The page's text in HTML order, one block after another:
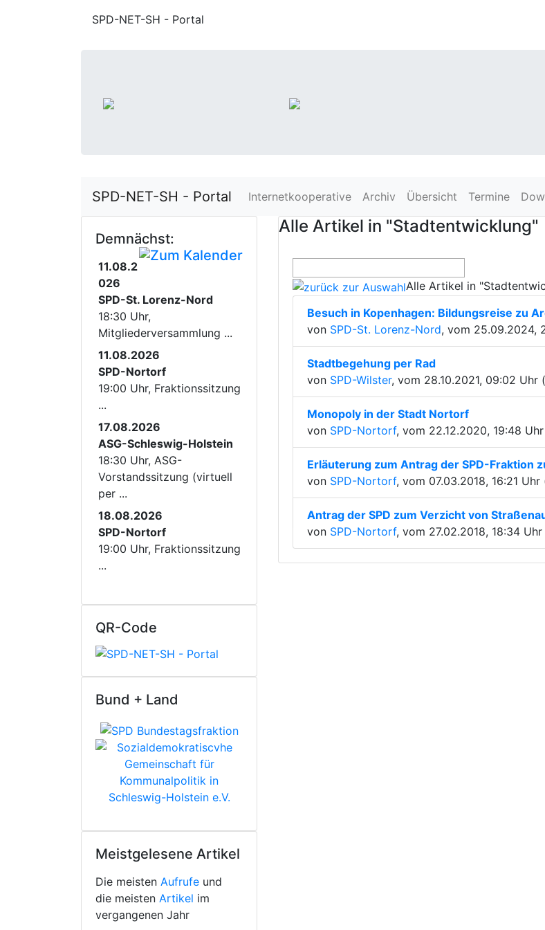
SPD-NET-SH - Portal
SPD-NET-SH - Portal Internetkooperative Archiv Übersicht Termine
Demnächst:
11.08.2
026
SPD-St. Lorenz-Nord
18:30 Uhr,
Mitgliederversammlung ...
11.08.2026
SPD-Nortorf
19:00 Uhr, Fraktionssitzung
...
17.08.2026
ASG-Schleswig-Holstein
18:30 Uhr, ASG-
Vorstandssitzung (virtuell
per ...
18.08.2026
SPD-Nortorf
19:00 Uhr, Fraktionssitzung
...
QR-Code
Bund + Land
Meistgelesene Artikel
Die meisten Aufrufe und
die meisten Artikel im
vergangenen Jahr
Alle Artikel in "Stadtentwicklung"
Alle Artikel in
Besuch in Kopenhagen: Bildungsreise zu
von SPD-St. Lorenz-Nord, vom 25.09.2024,
Stadtbegehung per Rad
von SPD-Wilster, vom 28.10.2021, 09:02 Uhr (
Monopoly in der Stadt Nortorf
von SPD-Nortorf, vom 22.12.2020, 19:48
Erläuterung zum Antrag der SPD-Fraktion
von SPD-Nortorf, vom 07.03.2018, 16:21 Uhr
Antrag der SPD zum Verzicht von
von SPD-Nortorf, vom 27.02.2018, 18:34 Uhr